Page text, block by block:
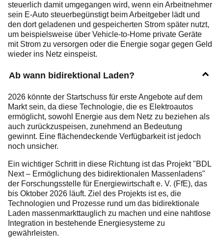
steuerlich damit umgegangen wird, wenn ein Arbeitnehmer
sein E-Auto steuerbegünstigt beim Arbeitgeber lädt und
den dort geladenen und gespeicherten Strom später nutzt,
um beispielsweise über Vehicle-to-Home private Geräte
mit Strom zu versorgen oder die Energie sogar gegen Geld
wieder ins Netz einspeist.
Ab wann bidirektional Laden?
2026 könnte der Startschuss für erste Angebote auf dem
Markt sein, da diese Technologie, die es Elektroautos
ermöglicht, sowohl Energie aus dem Netz zu beziehen als
auch zurückzuspeisen, zunehmend an Bedeutung
gewinnt. Eine flächendeckende Verfügbarkeit ist jedoch
noch unsicher.
Ein wichtiger Schritt in diese Richtung ist das Projekt "BDL
Next – Ermöglichung des bidirektionalen Massenladens"
der Forschungsstelle für Energiewirtschaft e. V. (FfE), das
bis Oktober 2026 läuft. Ziel des Projekts ist es, die
Technologien und Prozesse rund um das bidirektionale
Laden massenmarkttauglich zu machen und eine nahtlose
Integration in bestehende Energiesysteme zu
gewährleisten.